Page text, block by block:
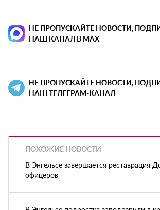
НЕ ПРОПУСКАЙТЕ НОВОСТИ,
НАШ КАНАЛ В MAX
НЕ ПРОПУСКАЙТЕ НОВОСТИ,
НАШ ТЕЛЕГРАМ-КАНАЛ
ПОХОЖИЕ НОВОСТИ
В Энгельсе завершается реставрация
офицеров